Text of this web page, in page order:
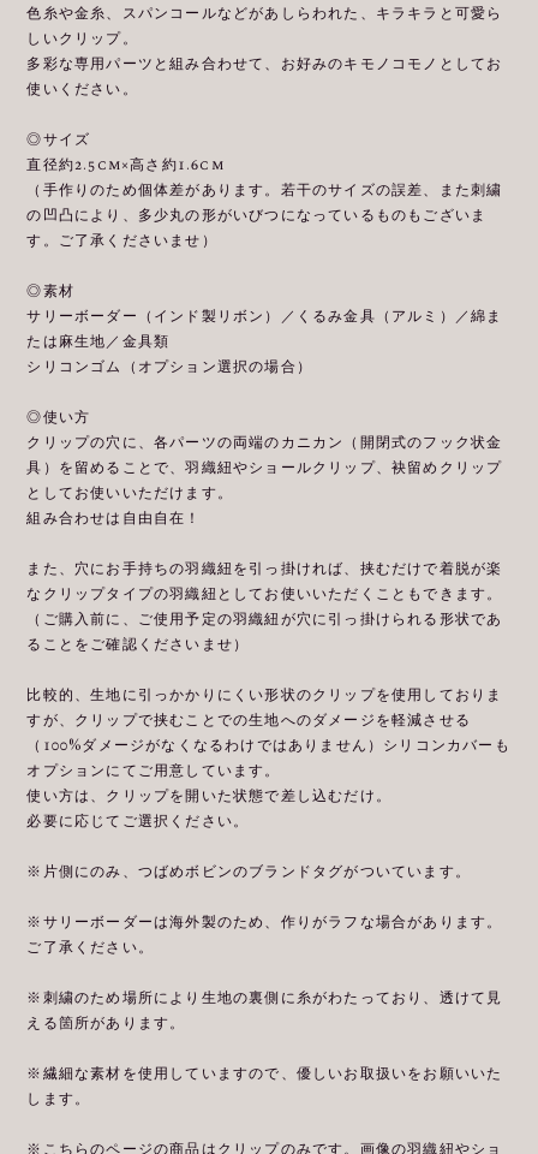
色糸や金糸、スパンコールなどがあしらわれた、キラキラと可愛ら
しいクリップ。
多彩な専用パーツと組み合わせて、お好みのキモノコモノとしてお
使いください。
◎サイズ
直径約2.5cm×高さ約1.6cm
（手作りのため個体差があります。若干のサイズの誤差、また刺繍
の凹凸により、多少丸の形がいびつになっているものもございま
す。ご了承くださいませ）
◎素材
サリーボーダー（インド製リボン）／くるみ金具（アルミ）／綿ま
たは麻生地／金具類
シリコンゴム（オプション選択の場合）
◎使い方
クリップの穴に、各パーツの両端のカニカン（開閉式のフック状金
具）を留めることで、羽織紐やショールクリップ、袂留めクリップ
としてお使いいただけます。
組み合わせは自由自在！
また、穴にお手持ちの羽織紐を引っ掛ければ、挟むだけで着脱が楽
なクリップタイプの羽織紐としてお使いいただくこともできます。
（ご購入前に、ご使用予定の羽織紐が穴に引っ掛けられる形状であ
ることをご確認くださいませ）
比較的、生地に引っかかりにくい形状のクリップを使用しておりま
すが、クリップで挟むことでの生地へのダメージを軽減させる
（100%ダメージがなくなるわけではありません）シリコンカバーも
オプションにてご用意しています。
使い方は、クリップを開いた状態で差し込むだけ。
必要に応じてご選択ください。
※片側にのみ、つばめボビンのブランドタグがついています。
※サリーボーダーは海外製のため、作りがラフな場合があります。
ご了承ください。
※刺繍のため場所により生地の裏側に糸がわたっており、透けて見
える箇所があります。
※繊細な素材を使用していますので、優しいお取扱いをお願いいた
します。
※こちらのページの商品はクリップのみです。画像の羽織紐やショ